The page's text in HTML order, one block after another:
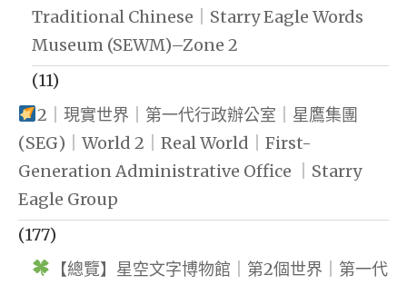
Traditional Chinese｜Starry Eagle Words
Museum (SEWM)–Zone 2
(11)
2｜現實世界｜第一代行政辦公室｜星鷹集團
(SEG)｜World 2｜Real World｜First-
Generation Administrative Office ｜Starry
Eagle Group
(177)
【總覽】星空文字博物館｜第2個世界｜第一代